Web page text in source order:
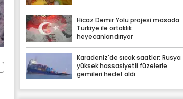
Hicaz Demir Yolu projesi masada:
Türkiye ile ortaklık
heyecanlandırıyor
Karadeniz'de sıcak saatler: Rusya
yüksek hassasiyetli füzelerle
gemileri hedef aldı